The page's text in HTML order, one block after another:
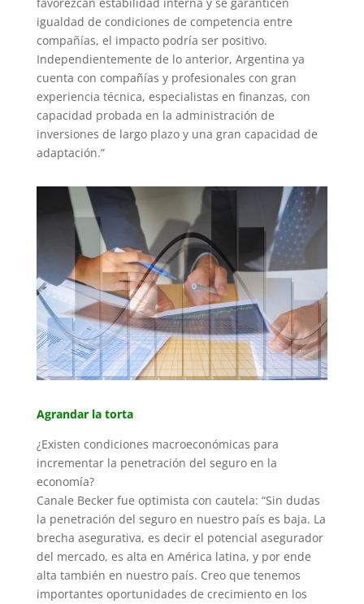
igualdad de condiciones de competencia entre
compañías, el impacto podría ser positivo.
Independientemente de lo anterior, Argentina ya
cuenta con compañías y profesionales con gran
experiencia técnica, especialistas en finanzas, con
capacidad probada en la administración de
inversiones de largo plazo y una gran capacidad de
adaptación.”
Agrandar la torta
¿Existen condiciones macroeconómicas para
incrementar la penetración del seguro en la
economía?
Canale Becker fue optimista con cautela: “Sin dudas
la penetración del seguro en nuestro país es baja. La
brecha asegurativa, es decir el potencial asegurador
del mercado, es alta en América latina, y por ende
alta también en nuestro país. Creo que tenemos
importantes oportunidades de crecimiento en los